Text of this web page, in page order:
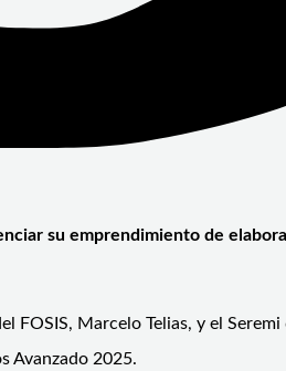
su emprendimiento de
Marcelo Telias, y el
Avanzado 2025.